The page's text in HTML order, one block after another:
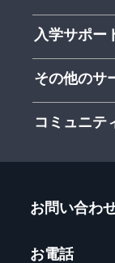
入学サポー
その他のサ
コミュニテ
お問い合わ
お電話